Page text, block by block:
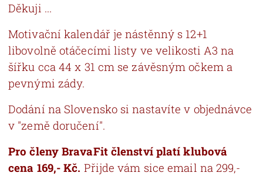
Děkuji ...
Motivační kalendář je nástěnný s 12+1
libovolně otáčecími listy ve velikosti A3 na
šířku cca 44 x 31 cm se závěsným očkem a
pevnými zády.
Dodání na Slovensko si nastavíte v objednávce
v "země doručení".
Pro členy BravaFit členství platí klubová
cena 169,- Kč. Přijde vám sice email na 299,-